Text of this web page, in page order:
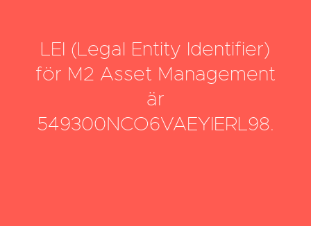
LEI (Legal Entity Identifier)
för M2 Asset Management
är
549300NCO6VAEYIERL98.